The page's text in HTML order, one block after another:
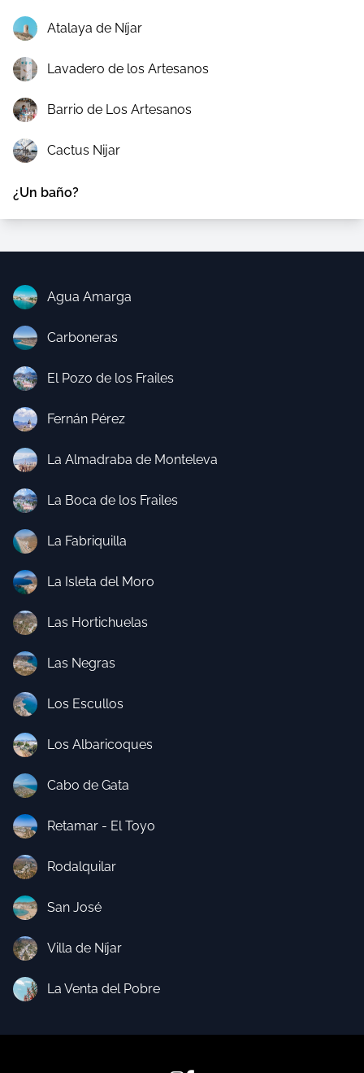
Atalaya de Níjar
Lavadero de los Artesanos
Barrio de Los Artesanos
Cactus Nijar
¿Un baño?
Agua Amarga
Carboneras
El Pozo de los Frailes
Fernán Pérez
La Almadraba de Monteleva
La Boca de los Frailes
La Fabriquilla
La Isleta del Moro
Las Hortichuelas
Las Negras
Los Escullos
Los Albaricoques
Cabo de Gata
Retamar - El Toyo
Rodalquilar
San José
Villa de Níjar
La Venta del Pobre